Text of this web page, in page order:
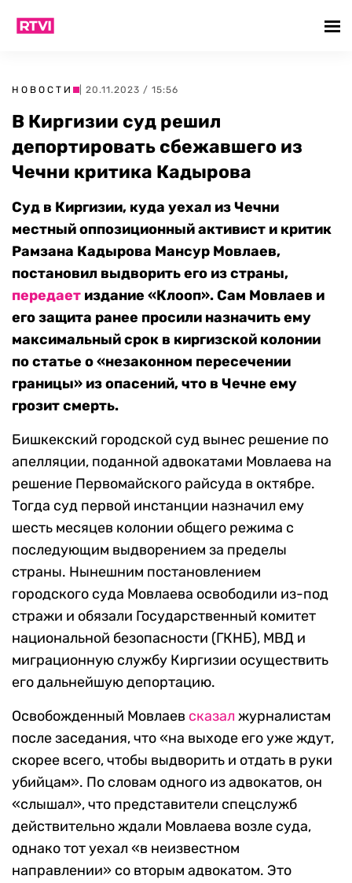
НОВОСТИ | 20.11.2023 / 15:56
В Киргизии суд решил
депортировать сбежавшего из
Чечни критика Кадырова
Суд в Киргизии, куда уехал из Чечни
местный оппозиционный активист и критик
Рамзана Кадырова Мансур Мовлаев,
постановил выдворить его из страны,
передает издание «Клооп». Сам Мовлаев и
его защита ранее просили назначить ему
максимальный срок в киргизской колонии
по статье о «незаконном пересечении
границы» из опасений, что в Чечне ему
грозит смерть.
Бишкекский городской суд вынес решение по
апелляции, поданной адвокатами Мовлаева на
решение Первомайского райсуда в октябре.
Тогда суд первой инстанции назначил ему
шесть месяцев колонии общего режима с
последующим выдворением за пределы
страны. Нынешним постановлением
городского суда Мовлаева освободили из-под
стражи и обязали Государственный комитет
национальной безопасности (ГКНБ), МВД и
миграционную службу Киргизии осуществить
его дальнейшую депортацию.
Освобожденный Мовлаев сказал журналистам
после заседания, что «на выходе его уже ждут,
скорее всего, чтобы выдворить и отдать в руки
убийцам». По словам одного из адвокатов, он
«слышал», что представители спецслужб
действительно ждали Мовлаева возле суда,
однако тот уехал «в неизвестном
направлении» со вторым адвокатом. Это